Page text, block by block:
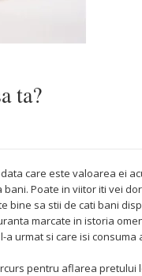
ta?
care este valoarea ei
Poate in viitor iti vei
bine sa stii de cati bani
marcate in istoria
a urmat si care isi consuma
pentru aflarea pretului